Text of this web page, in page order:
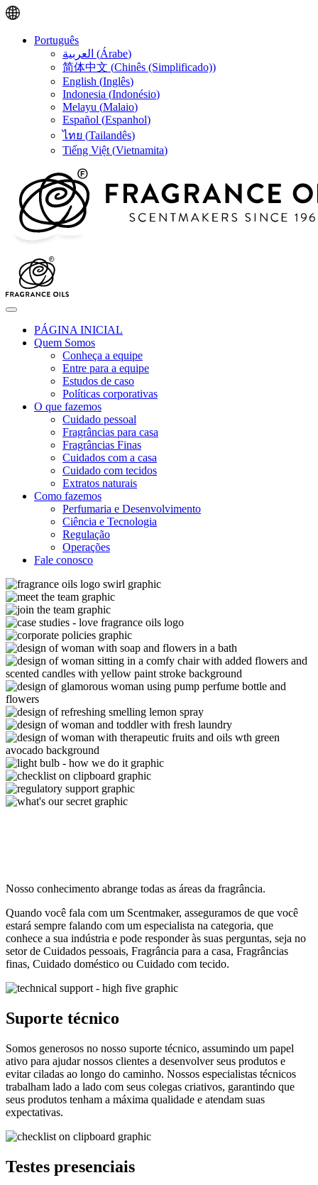
Português
العربية (Árabe)
简体中文 (Chinês (Simplificado))
English (Inglês)
Indonesia (Indonésio)
Melayu (Malaio)
Español (Espanhol)
ไทย (Tailandês)
Tiếng Việt (Vietnamita)
PÁGINA INICIAL
Quem Somos
Conheça a equipe
Entre para a equipe
Estudos de caso
Políticas corporativas
O que fazemos
Cuidado pessoal
Fragrâncias para casa
Fragrâncias Finas
Cuidados com a casa
Cuidado com tecidos
Extratos naturais
Como fazemos
Perfumaria e Desenvolvimento
Ciência e Tecnologia
Regulação
Operações
Fale conosco
Nosso conhecimento abrange todas as áreas da fragrância.
Quando você fala com um Scentmaker, asseguramos de que você
estará sempre falando com um especialista na categoria, que
conhece a sua indústria e pode responder às suas perguntas, seja no
setor de Cuidados pessoais, Fragrância para a casa, Fragrâncias
finas, Cuidado doméstico ou Cuidado com tecido.
Suporte técnico
Somos generosos no nosso suporte técnico, assumindo um papel
ativo para ajudar nossos clientes a desenvolver seus produtos e
evitar ciladas ao longo do caminho. Nossos especialistas técnicos
trabalham lado a lado com seus colegas criativos, garantindo que
seus produtos tenham a máxima qualidade e atendam suas
expectativas.
Testes presenciais